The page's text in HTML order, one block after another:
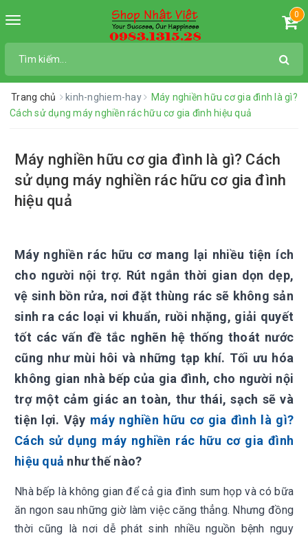
Toggle
0
Trang chủ kinh-nghiem-hay
Máy nghiền hữu cơ gia đình là gì?
Cách sử dụng máy nghiền rác hữu cơ gia đình hiệu quả
Máy nghiền hữu cơ gia đình là gì? Cách
sử dụng máy nghiền rác hữu cơ gia đình
hiệu quả
Máy nghiền rác hữu cơ mang lại nhiều tiện ích
cho người nội trợ. Rút ngắn thời gian dọn dẹp,
vệ sinh bồn rửa, nơi đặt thùng rác sẽ không sản
sinh ra các loại vi khuẩn, ruồi nhặng, giải quyết
tốt các vấn đề tắc nghẽn hệ thống thoát nước
cũng như mùi hôi và những tạp khí. Tối ưu hóa
không gian nhà bếp của gia đình, cho người nội
trợ một cảm giác an toàn, thư thái, sạch sẽ và
tiện lợi. Vậy máy nghiền hữu cơ gia đình là gì?
Cách sử dụng máy nghiền rác hữu cơ gia đình
hiệu quả như thế nào?
Nhà bếp là không gian để cả gia đình sum họp và có bữa
ăn ngon sau những giờ làm việc căng thẳng. Nhưng đồng
thời cũng là nơi dễ phát sinh nhiều nguồn bệnh nguy